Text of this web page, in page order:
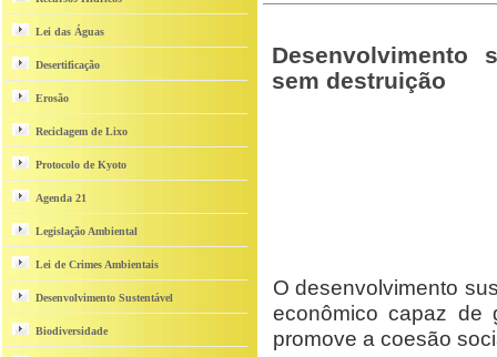
Lei das Águas
Desertificação
Erosão
Reciclagem de Lixo
Protocolo de Kyoto
Agenda 21
Legislação Ambiental
Lei de Crimes Ambientais
Desenvolvimento Sustentável
Biodiversidade
Desenvolvimento
sem destruição
O desenvolvimento
econômico capaz de
promove a coesão